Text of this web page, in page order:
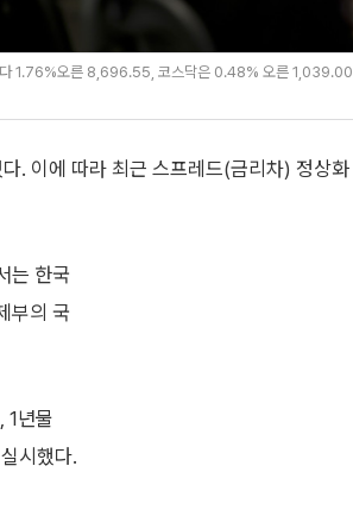
다 1.76%오른 8,696.55, 코스닥은 0.48% 오른 1,039.00
. 이에 따라 최근 스프레드(금리차) 정상화
는 한국
부의 국
1년물
시했다.